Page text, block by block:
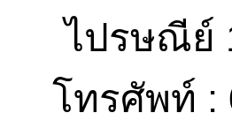
ไปรษณีย์
โทรศัพท์ :